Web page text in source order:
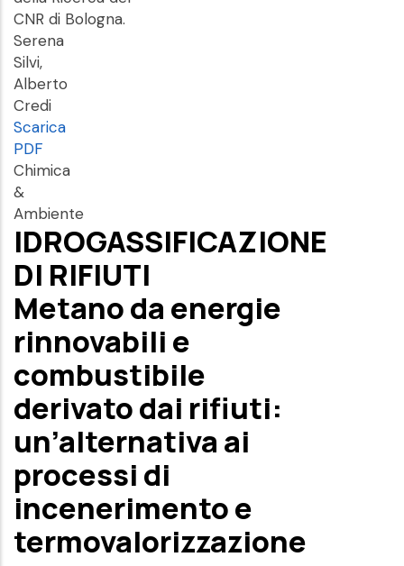
CNR di Bologna.
Serena
Silvi,
Alberto
Credi
Scarica
PDF
Chimica
&
Ambiente
IDROGASSIFICAZIONE
DI RIFIUTI
Metano da energie
rinnovabili e
combustibile
derivato dai rifiuti:
un’alternativa ai
processi di
incenerimento e
termovalorizzazione